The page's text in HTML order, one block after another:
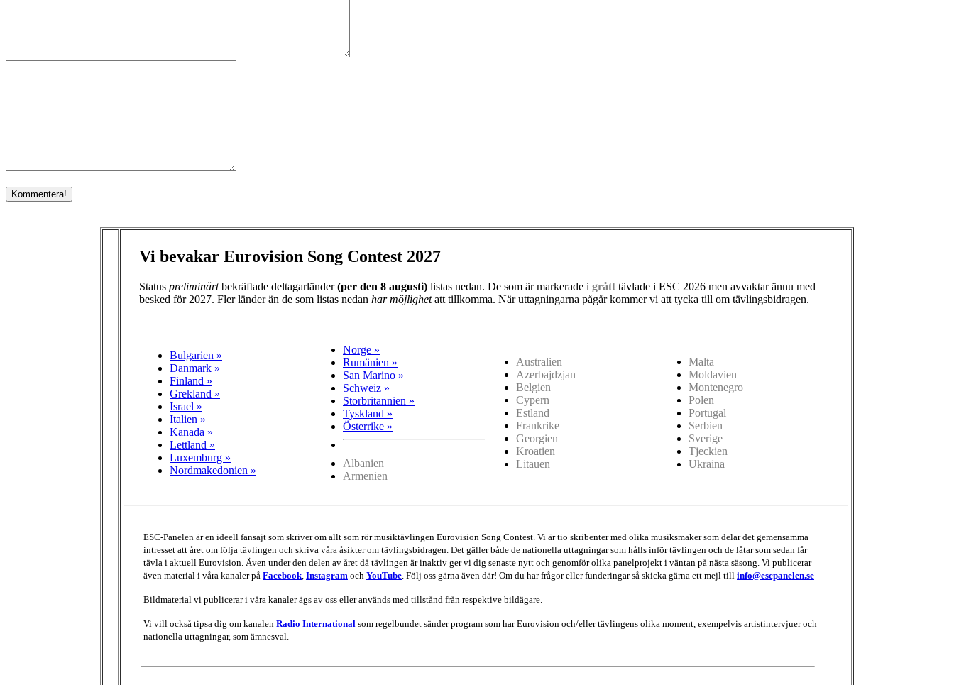
Vi bevakar Eurovision Song Contest 2027
Status preliminärtbekräftade deltagarländer(per den 8 augusti) listas nedan. De som är markerade i grått tävlade i ESC 2026 men avvaktar ännu med
besked för 2027. Fler länder än de som listas nedan har möjlighetatt tillkomma. När uttagningarna pågår kommer vi att tycka till om tävlingsbidragen.
Bulgarien »
Danmark »
Finland »
Grekland »
Israel »
Italien »
Kanada »
Lettland »
Luxemburg »
Nordmakedonien »
Norge »
Rumänien »
San Marino »
Schweiz »
Storbritannien »
Tyskland »
Österrike »
Albanien
Armenien
Australien
Azerbajdzjan
Belgien
Cypern
Estland
Frankrike
Georgien
Kroatien
Litauen
Malta
Moldavien
Montenegro
Polen
Portugal
Serbien
Sverige
Tjeckien
Ukraina
ESC-Panelen är en ideell fansajt som skriver om allt som rör musiktävlingen Eurovision Song Contest. Vi är tio skribenter med olika musiksmaker som delar det gemensamma
intresset att året om följa tävlingen och skriva våra åsikter om tävlingsbidragen. Det gäller både de nationella uttagningar som hålls inför tävlingen och de låtar som sedan får
tävla i aktuell Eurovision. Även under den delen av året då tävlingen är inaktiv ger vi dig senaste nytt och genomför olika panelprojekt i väntan på nästa säsong. Vi publicerar
även material i våra kanaler på Facebook, Instagram och YouTube. Följ oss gärna även där! Om du har frågor eller funderingar så skicka gärna ett mejl till info@escpanelen.se
Bildmaterial vi publicerar i våra kanaler ägs av oss eller används med tillstånd från respektive bildägare.
Vi vill också tipsa dig om kanalen Radio International som regelbundet sänder program som har Eurovision och/eller tävlingens olika moment, exempelvis artistintervjuer och
nationella uttagningar, som ämnesval.